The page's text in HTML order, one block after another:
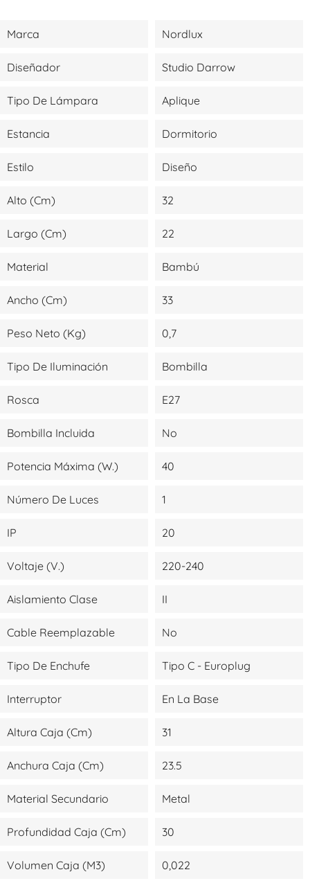
Marca Nordlux
Diseñador Studio Darrow
Tipo De Lámpara Aplique
Estancia Dormitorio
Estilo Diseño
Alto (cm) 32
Largo (cm) 22
Material Bambú
Ancho (cm) 33
Peso Neto (kg) 0,7
Tipo De Iluminación Bombilla
Rosca E27
Bombilla Incluida No
Potencia Máxima (W.) 40
Número De Luces 1
IP 20
Voltaje (V.) 220-240
Aislamiento Clase II
Cable Reemplazable No
Tipo De Enchufe Tipo C - Europlug
Interruptor En La Base
Altura Caja (cm) 31
Anchura Caja (cm) 23.5
Material Secundario Metal
Profundidad Caja (cm) 30
Volumen Caja (m3) 0,022